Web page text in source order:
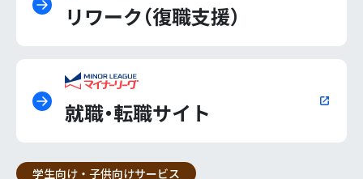
リワーク（復職支援）
就職・転職サイト
学生向け・子供向けサービス